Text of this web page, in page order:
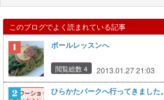
このブログでよく読まれている記事
ポールレッスンへ
閲覧総数 4 2013.01.27 21:03
ひらかたパークへ行ってきました。